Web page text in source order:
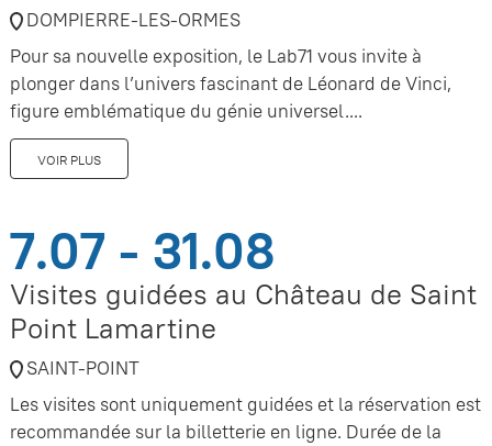
DOMPIERRE-LES-ORMES
Pour sa nouvelle exposition, le Lab71 vous invite à
plonger dans l’univers fascinant de Léonard de Vinci,
figure emblématique du génie universel....
VOIR PLUS
7.07 - 31.08
Visites guidées au Château de Saint
Point Lamartine
SAINT-POINT
Les visites sont uniquement guidées et la réservation est
recommandée sur la billetterie en ligne. Durée de la